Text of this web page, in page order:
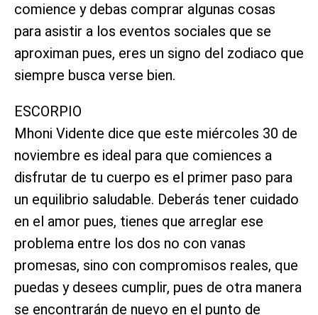
comience y debas comprar algunas cosas
para asistir a los eventos sociales que se
aproximan pues, eres un signo del zodiaco que
siempre busca verse bien.
ESCORPIO
Mhoni Vidente dice que este miércoles 30 de
noviembre es ideal para que comiences a
disfrutar de tu cuerpo es el primer paso para
un equilibrio saludable. Deberás tener cuidado
en el amor pues, tienes que arreglar ese
problema entre los dos no con vanas
promesas, sino con compromisos reales, que
puedas y desees cumplir, pues de otra manera
se encontrarán de nuevo en el punto de